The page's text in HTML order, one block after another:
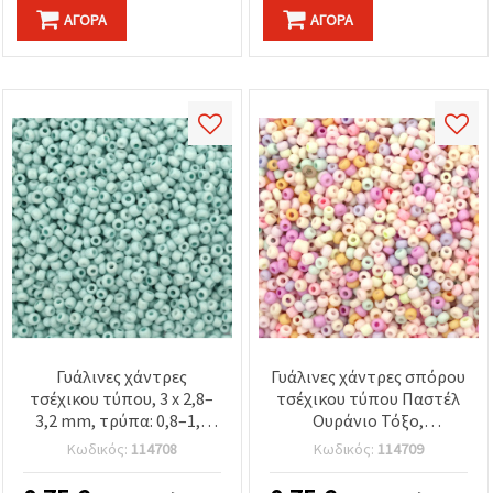
ΑΓΟΡΆ ΑΓΟΡΆ
Γυάλινες χάντρες
τσέχικου τύπου, 3 x 2,8–
3,2 mm, τρύπα: 0,8–1,1
mm, σε αδιαφανές
ανοιχτό παστέλ ουρανί,
15 γρ. (~470 τεμ.)
Κωδικός: 114708
Γυάλινες χάντρες σπόρου
τσέχικου τύπου Παστέλ
Ουράνιο Τόξο,
αδιαφανείς πολύχρωμες,
3×2,8–3,2 mm, οπής 0,8–
1,1 mm, περίπου 470 τεμ.
Κωδικός: 114709